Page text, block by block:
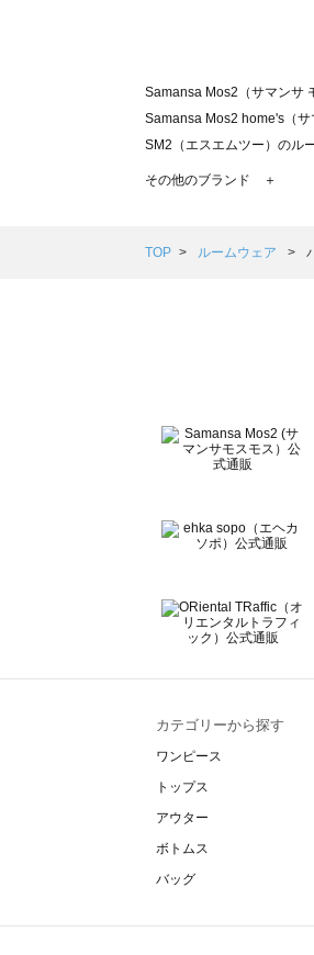
Samansa Mos2（サマンサ
Samansa Mos2 home's（
SM2（エスエムツー）のル
TSUHARU by Samansa
Samansa Mos2 Lagom（サ
BETTY'S BLUE（べティー
Wpc.（ワールドパーティー
その他のブランド ＋
TOP ルームウェア
カテゴリーから探す
ワンピース
トップス
アウター
ボトムス
バッグ